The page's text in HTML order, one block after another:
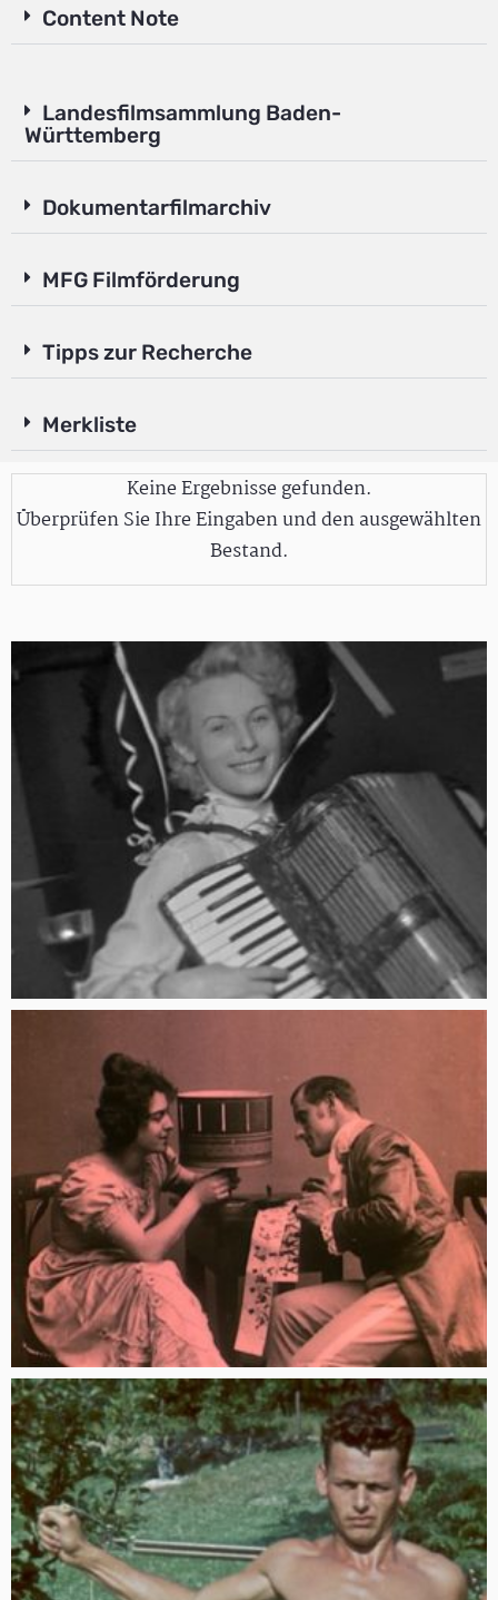
Content Note
Landesfilmsammlung Baden-
Württemberg
Dokumentarfilmarchiv
MFG Filmförderung
Tipps zur Recherche
Merkliste
Keine Ergebnisse gefunden.
Überprüfen Sie Ihre Eingaben und den ausgewählten
Bestand.